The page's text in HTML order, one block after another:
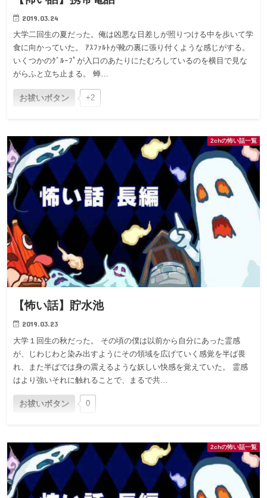
2019.03.24
大学二回生の夏だった。俺は凶悪な日差しが照りつける中を歩いて学
食に向かっていた。 ｱｽﾌｧﾙﾄが靴の裏に張り付くような感じがする。
いくつかのｸﾞﾙｰﾌﾟが入口のあたりにたむろしているのを横目で見な
がらふと立ち止まる。 蝉…
お祓いボタン +2
2chの怖い話一覧
【怖い話】貯水池
2019.03.23
大学１回生の秋だった。 その頃の僕は以前から自分にあった霊感
が、じわじわと染み出すようにその領域を広げていく感覚を半ば畏
れ、また半ばでは身の震えるような妖しい快感を覚えていた。 霊感
はより強いそれに触れることで、まるで共…
お祓いボタン 0
2chの怖い話一覧